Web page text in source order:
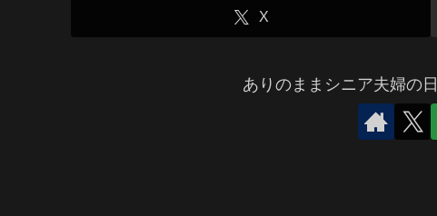
X
ありのままシニア夫婦の